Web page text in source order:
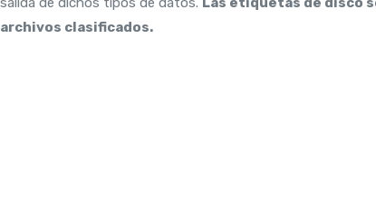
archivos clasificados.